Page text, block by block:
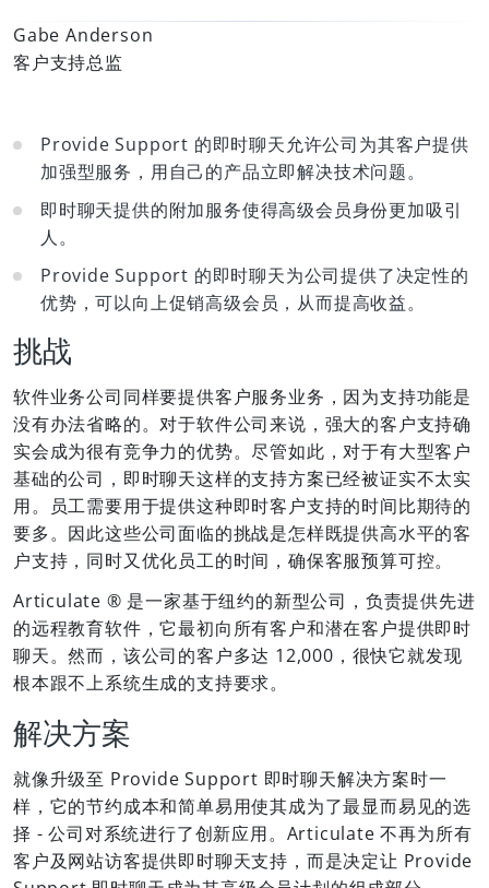
Gabe Anderson
客户支持总监
Provide Support 的即时聊天允许公司为其客户提供
加强型服务，用自己的产品立即解决技术问题。
即时聊天提供的附加服务使得高级会员身份更加吸引
人。
Provide Support 的即时聊天为公司提供了决定性的
优势，可以向上促销高级会员，从而提高收益。
挑战
软件业务公司同样要提供客户服务业务，因为支持功能是
没有办法省略的。对于软件公司来说，强大的客户支持确
实会成为很有竞争力的优势。尽管如此，对于有大型客户
基础的公司，即时聊天这样的支持方案已经被证实不太实
用。员工需要用于提供这种即时客户支持的时间比期待的
要多。因此这些公司面临的挑战是怎样既提供高水平的客
户支持，同时又优化员工的时间，确保客服预算可控。
Articulate ® 是一家基于纽约的新型公司，负责提供先进
的远程教育软件，它最初向所有客户和潜在客户提供即时
聊天。然而，该公司的客户多达 12,000，很快它就发现
根本跟不上系统生成的支持要求。
解决方案
就像升级至 Provide Support 即时聊天解决方案时一
样，它的节约成本和简单易用使其成为了最显而易见的选
择 - 公司对系统进行了创新应用。Articulate 不再为所有
客户及网站访客提供即时聊天支持，而是决定让 Provide